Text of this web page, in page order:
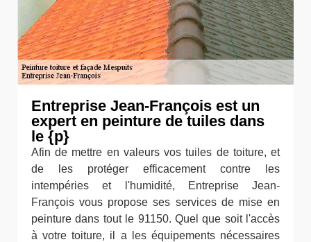
Entreprise Jean-François est un
expert en peinture de tuiles dans
le {p}
Afin de mettre en valeurs vos tuiles de toiture, et
de les protéger efficacement contre les
intempéries et l'humidité, Entreprise Jean-
François vous propose ses services de mise en
peinture dans tout le 91150. Quel que soit l'accès
à votre toiture, il a les équipements nécessaires